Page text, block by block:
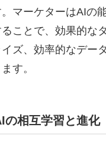
マーケターはAIの
ことで、効果的な
ズ、効率的なデー
す。
の相互学習と進化